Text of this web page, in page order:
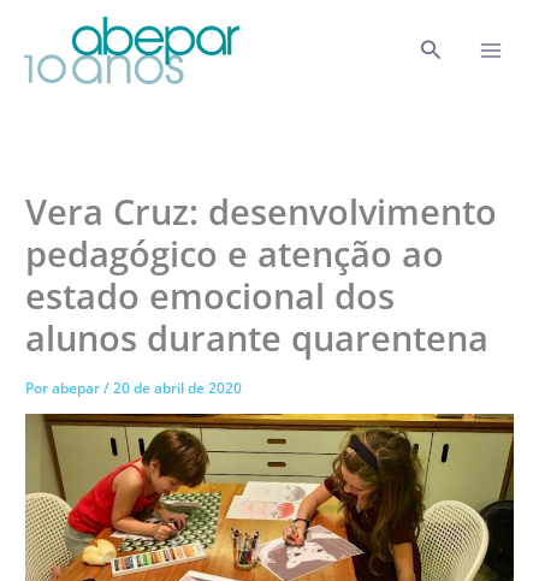
conteúdo
Pesquisar
Vera Cruz: desenvolvimento
pedagógico e atenção ao
estado emocional dos
alunos durante quarentena
Porabepar/20 de abril de 2020